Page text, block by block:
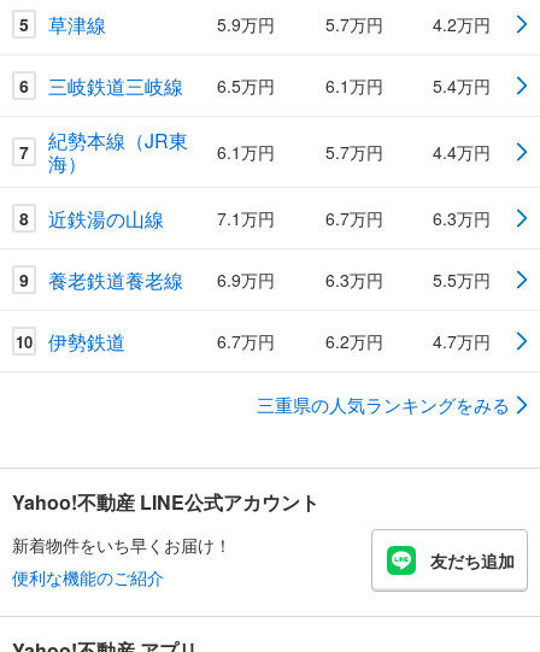
5 草津線 5.9万円 5.7万円 4.2万円
6 三岐鉄道三岐線 6.5万円 6.1万円 5.4万円
7
紀勢本線（JR東
海）
6.1万円 5.7万円 4.4万円
8 近鉄湯の山線 7.1万円 6.7万円 6.3万円
9 養老鉄道養老線 6.9万円 6.3万円 5.5万円
10 伊勢鉄道 6.7万円 6.2万円 4.7万円
三重県の人気ランキングをみる
Yahoo!不動産 LINE公式アカウント
新着物件をいち早くお届け！
便利な機能のご紹介
友だち追加